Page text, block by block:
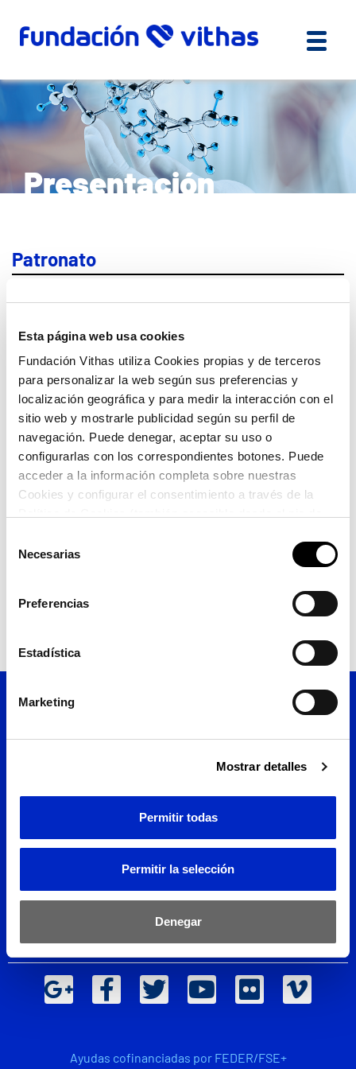
Esta página web usa cookies
Fundación Vithas utiliza Cookies propias y de terceros
para personalizar la web según sus preferencias y
localización geográfica y para medir la interacción con el
sitio web y mostrarle publicidad según su perfil de
navegación. Puede denegar, aceptar su uso o
configurarlas con los correspondientes botones. Puede
acceder a la información completa sobre nuestras
Cookies y configurar el consentimiento a través de la
transferencia de datos fuera del EEE (más información
Necesarias
Preferencias
Estadística
Marketing
Mostrar detalles
Permitir todas
Permitir la selección
Denegar
Presentación
Patronato
El Órgano de Gobierno de la Fundación es su
– Patrono Presidente:
– Patrono Vicepresidente:D. David Baulenas
Parellada
– Patronos Vocales:
D. Ignacio Martínez González
Dña. Victoria Verdú Llorca
D. José María Baena Talavera
D. Antonio Salvador Maneu Marcos
Reygosa
Fundación Vithas es miembro de la
Asociación Española de Fundaciones
Ayudas cofinanciadas por FEDER/FSE+